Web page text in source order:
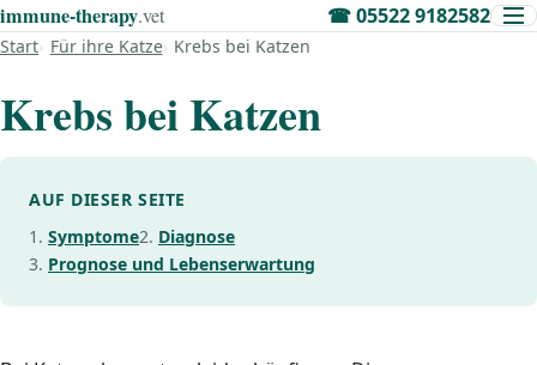
immune‑therapy.vet ☎05522 9182582
Start Für ihre Katze Krebs bei Katzen
Krebs bei Katzen
AUF DIESER SEITE
Symptome
Diagnose
Prognose und Lebenserwartung